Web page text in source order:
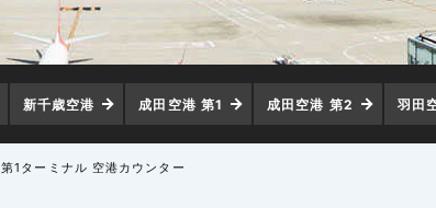
新千歳空港 成田空港 第1 成田空港 第2 羽田
1ターミナル 空港カウンター